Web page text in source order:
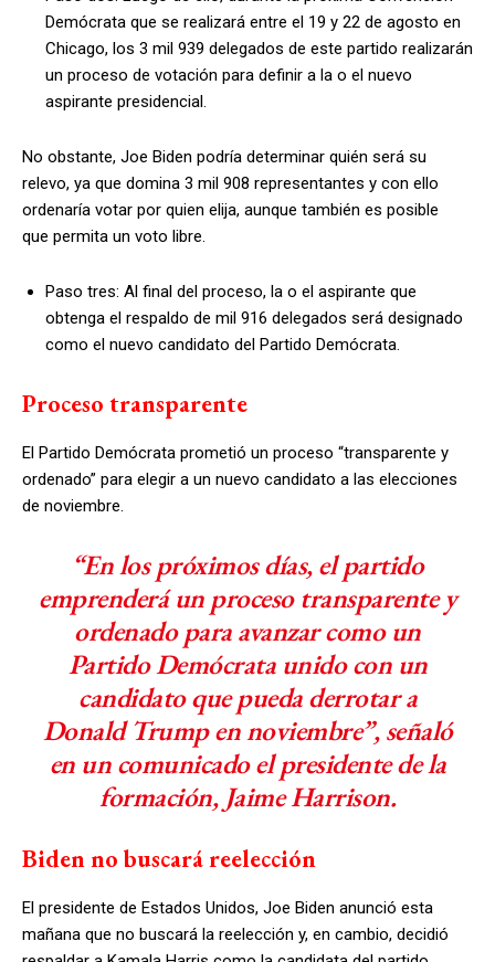
Demócrata que se realizará entre el 19 y 22 de agosto en
Chicago, los 3 mil 939 delegados de este partido realizarán
un proceso de votación para definir a la o el nuevo
aspirante presidencial.
No obstante, Joe Biden podría determinar quién será su
relevo, ya que domina 3 mil 908 representantes y con ello
ordenaría votar por quien elija, aunque también es posible
que permita un voto libre.
Paso tres: Al final del proceso, la o el aspirante que
obtenga el respaldo de mil 916 delegados será designado
como el nuevo candidato del Partido Demócrata.
Proceso transparente
El Partido Demócrata prometió un proceso “transparente y
ordenado” para elegir a un nuevo candidato a las elecciones
de noviembre.
“En los próximos días, el partido
emprenderá un proceso transparente y
ordenado para avanzar como un
Partido Demócrata unido con un
candidato que pueda derrotar a
Donald Trump en noviembre”, señaló
en un comunicado el presidente de la
formación, Jaime Harrison.
Biden no buscará reelección
El presidente de Estados Unidos, Joe Biden anunció esta
mañana que no buscará la reelección y, en cambio, decidió